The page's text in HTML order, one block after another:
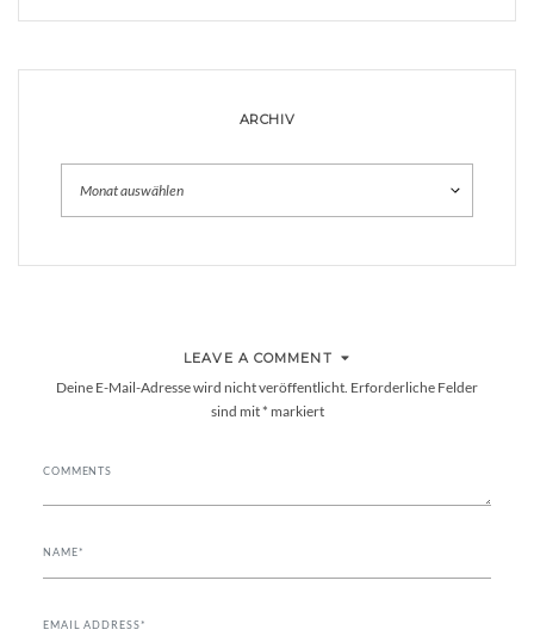
ARCHIV
LEAVE A COMMENT
Deine E-Mail-Adresse wird nicht veröffentlicht. Erforderliche Felder
sind mit* markiert